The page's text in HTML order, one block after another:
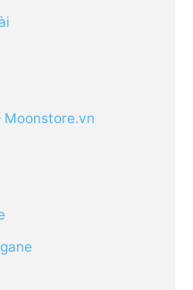
Moonstore.vn